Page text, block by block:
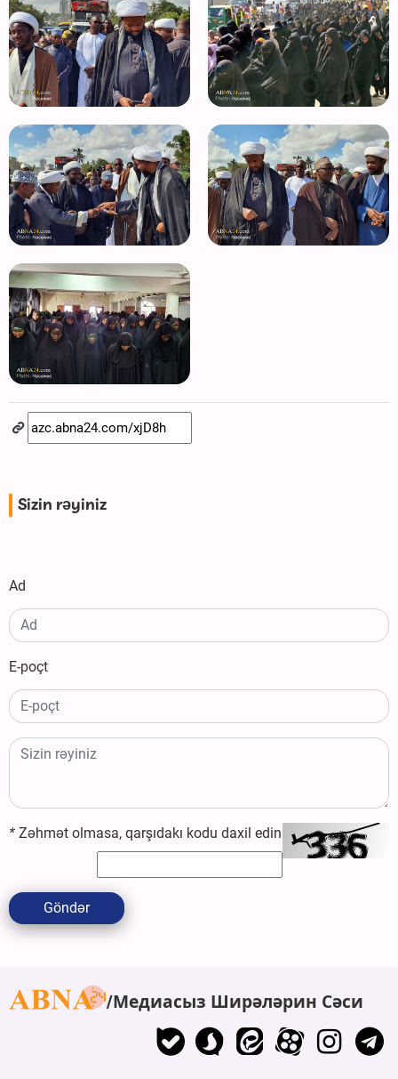
Sizin rəyiniz
Ad
E-poçt
* Zəhmət olmasa, qarşıdakı kodu daxil edin
Göndər
Медиасыз Ширәләрин Сәси